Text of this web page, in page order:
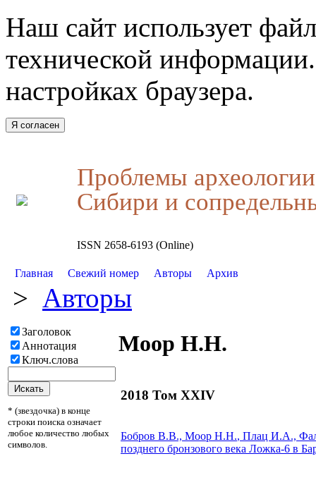
Наш сайт использует
технической
настройках браузера.
Я согласен
Проблемы
Сибири и
ISSN 2658-6193 (Online)
Главная Свежий номер Авторы Архив
> Авторы
Заголовок
Аннотация
Ключ.слова
* (звездочка) в конце
строки поиска означает
любое количество любых
символов.
Моор Н.Н.
2018 Том XXIV
Бобров В.В., Моор Н.Н., Плац И.А.,
позднего бронзового века Ложка-6 в